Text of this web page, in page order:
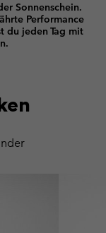
Sonnenschein.
Performance
du jeden Tag mit